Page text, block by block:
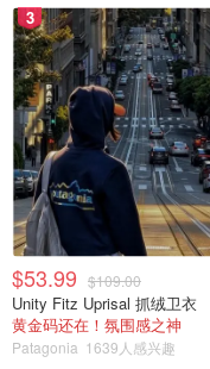
3
$53.99 $109.00
Unity Fitz Uprisal 抓绒卫衣
黄金码还在！氛围感之神
Patagonia 1639人感兴趣